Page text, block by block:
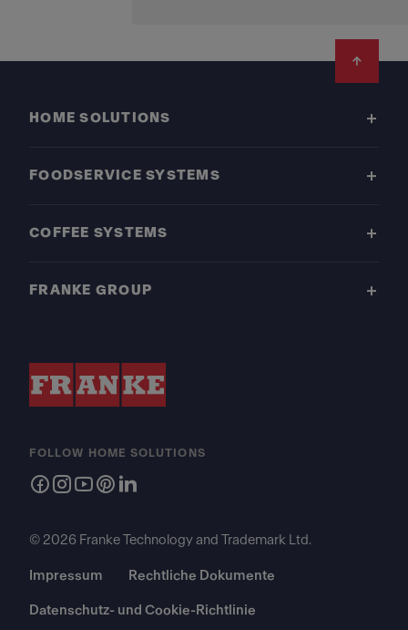
HOME SOLUTIONS
FOODSERVICE SYSTEMS
COFFEE SYSTEMS
FRANKE GROUP
FOLLOW HOME SOLUTIONS
© 2026 Franke Technology and Trademark Ltd.
Impressum Rechtliche Dokumente
Datenschutz- und Cookie-Richtlinie